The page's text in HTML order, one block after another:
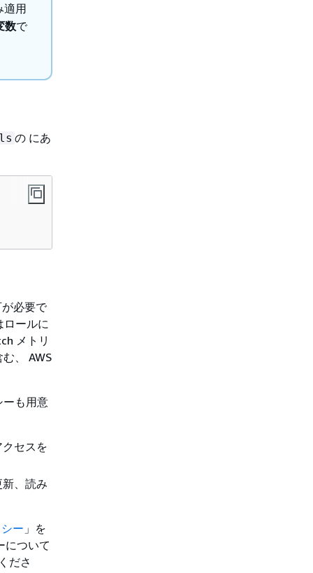
適用
数で
の にあ
必要で
ロールに
メトリ
、 AWS
ーも用意
セスを
、読み
ー 」を
について
ださ